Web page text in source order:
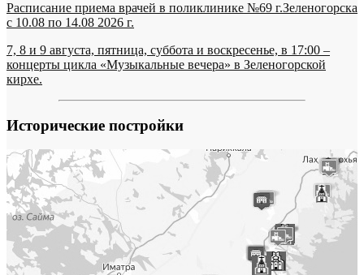
Расписание приема врачей в поликлинике №69 г.Зеленогорска
c 10.08 по 14.08 2026 г.
7, 8 и 9 августа, пятница, суббота и воскресенье, в 17:00 –
концерты цикла «Музыкальные вечера» в Зеленогорской
кирхе.
Исторические постройки